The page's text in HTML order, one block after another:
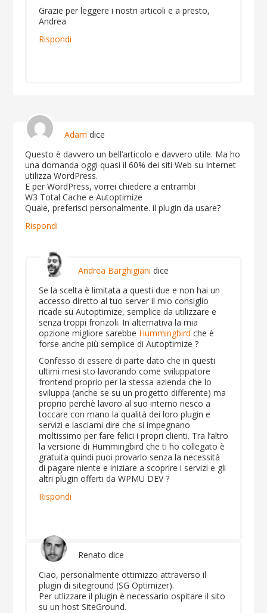
Grazie per leggere i nostri articoli e a presto,
Andrea
Rispondi
Adam dice
Questo è davvero un bell’articolo e davvero utile. Ma ho
una domanda oggi quasi il 60% dei siti Web su Internet
utilizza WordPress.
E per WordPress, vorrei chiedere a entrambi
W3 Total Cache e Autoptimize
Quale, preferisci personalmente. il plugin da usare?
Rispondi
Andrea Barghigiani dice
Se la scelta è limitata a questi due e non hai un
accesso diretto al tuo server il mio consiglio
ricade su Autoptimize, semplice da utilizzare e
senza troppi fronzoli. In alternativa la mia
opzione migliore sarebbe Hummingbird che è
forse anche più semplice di Autoptimize ?
Confesso di essere di parte dato che in questi
ultimi mesi sto lavorando come sviluppatore
frontend proprio per la stessa azienda che lo
sviluppa (anche se su un progetto differente) ma
proprio perchè lavoro al suo interno riesco a
toccare con mano la qualità dei loro plugin e
servizi e lasciami dire che si impegnano
moltissimo per fare felici i propri clienti. Tra l’altro
la versione di Hummingbird che ti ho collegato è
gratuita quindi puoi provarlo senza la necessità
di pagare niente e iniziare a scoprire i servizi e gli
altri plugin offerti da WPMU DEV ?
Rispondi
Renato dice
Ciao, personalmente ottimizzo attraverso il
plugin di siteground (SG Optimizer).
Per utlizzare il plugin è necessario ospitare il sito
su un host SiteGround.